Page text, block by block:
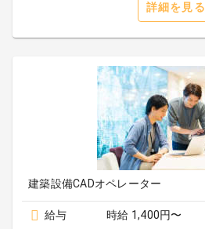
詳細を見る
建築設備CADオペレーター
給与
時給 1,400円〜